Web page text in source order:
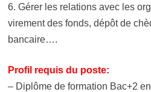
6. Gérer les relations avec les
virement des fonds, dépôt de
bancaire….
Profil requis du poste:
– Diplôme de formation Bac+2 en